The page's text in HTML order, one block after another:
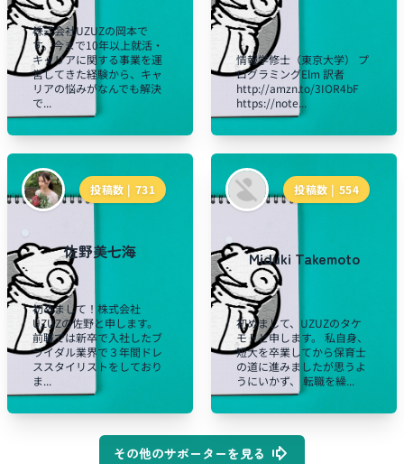
株式会社UZUZの岡本で
す。今まで10年以上就活・
キャリアに関する事業を運
営してきた経験から、キャ
リアの悩みがなんでも解決
で...
情報学修士（東京大学） プ
ログラミングElm 訳者
http://amzn.to/3IOR4bF
https://note...
投稿数 | 731
佐野美七海
初めまして！株式会社
UZUZの佐野と申します。
前職では新卒で入社したブ
ライダル業界で３年間ドレ
ススタイリストをしており
ま...
投稿数 | 554
Miduki Takemoto
初めまして、UZUZのタケ
モトと申します。 私自身、
短大を卒業してから保育士
の道に進みましたが思うよ
うにいかず、 転職を繰...
その他のサポーターを見る